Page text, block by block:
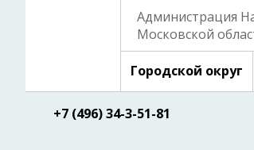
Администрация
Московской
Городской округ
+7 (496) 34-3-51-81